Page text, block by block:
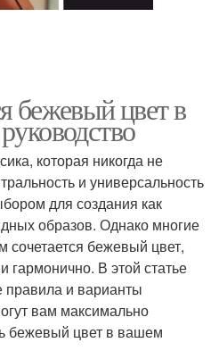
бежевый цвет в
которая никогда не
и универсальность
для создания как
образов. Однако многие
бежевый цвет,
гармонично. В этой статье
и варианты
вам максимально
бежевый цвет в вашем